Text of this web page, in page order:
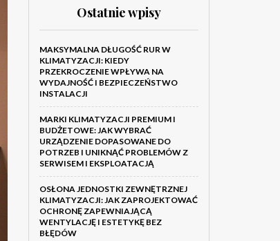
Ostatnie wpisy
MAKSYMALNA DŁUGOŚĆ RUR W
KLIMATYZACJI: KIEDY
PRZEKROCZENIE WPŁYWA NA
WYDAJNOŚĆ I BEZPIECZEŃSTWO
INSTALACJI
MARKI KLIMATYZACJI PREMIUM I
BUDŻETOWE: JAK WYBRAĆ
URZĄDZENIE DOPASOWANE DO
POTRZEB I UNIKNĄĆ PROBLEMÓW Z
SERWISEM I EKSPLOATACJĄ
OSŁONA JEDNOSTKI ZEWNĘTRZNEJ
KLIMATYZACJI: JAK ZAPROJEKTOWAĆ
OCHRONĘ ZAPEWNIAJĄCĄ
WENTYLACJĘ I ESTETYKĘ BEZ
BŁĘDÓW